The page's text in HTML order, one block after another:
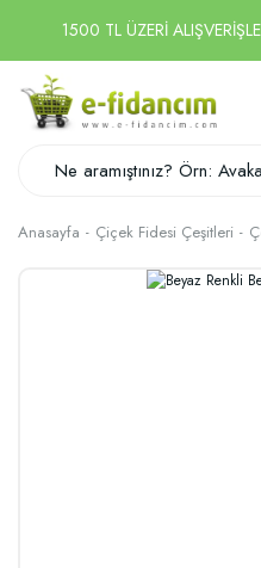
1500 TL ÜZERİ
Anasayfa Çiçek Fidesi Çeşitleri